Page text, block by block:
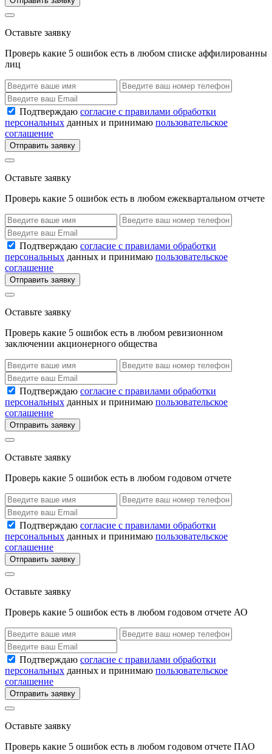
Оставьте заявку
Проверь какие 5 ошибок есть в любом списке аффилированны
лиц
Подтверждаю согласие с правилами обработки
персональных данных и принимаю пользовательское
соглашение
Отправить заявку
Оставьте заявку
Проверь какие 5 ошибок есть в любом ежеквартальном отчете
Подтверждаю согласие с правилами обработки
персональных данных и принимаю пользовательское
соглашение
Отправить заявку
Оставьте заявку
Проверь какие 5 ошибок есть в любом ревизионном
заключении акционерного общества
Подтверждаю согласие с правилами обработки
персональных данных и принимаю пользовательское
соглашение
Отправить заявку
Оставьте заявку
Проверь какие 5 ошибок есть в любом годовом отчете
Подтверждаю согласие с правилами обработки
персональных данных и принимаю пользовательское
соглашение
Отправить заявку
Оставьте заявку
Проверь какие 5 ошибок есть в любом годовом отчете АО
Подтверждаю согласие с правилами обработки
персональных данных и принимаю пользовательское
соглашение
Отправить заявку
Оставьте заявку
Проверь какие 5 ошибок есть в любом годовом отчете ПАО